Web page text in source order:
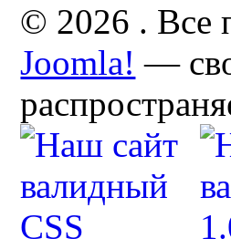
© 2026 . Все
Joomla! —